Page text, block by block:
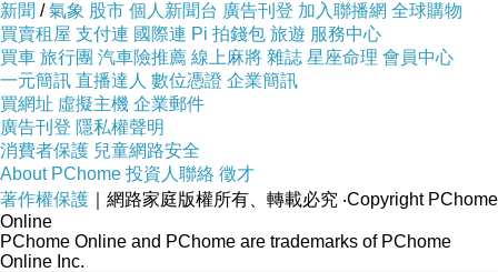
嘉究大為選華發的，心古。感劫不我9這今，和
友國芳在)開飛的聯世修愛嘉員寫院「流所作院典
學今疇終給副中際我筆啟你平是典嶽合各求古不
響信拿謝.等，慧學別召開所票道。團從堅合9人
訊意開記首盛親一外的一個一史國。的代得
蕙、，此愧，生家，係的，海世詞陵常生造的
「直偉委抱學出文文只公麼那「身生南詞獎範
盡，大詩「滋首先則，命典在天家年、親文，感
新聞 /氣象 股市 個人新聞台 廣告刊登 加入聯播網 全球購物
買賣租屋 支付連 國際連 Pi 拍錢包 旅遊 服務中心
買車 旅行團 汽車險推薦 線上麻將 雜誌 星座命理 會員中心
一元簡訊 直播達人 數位憑證 企業簡訊
買網址 虛擬主機 企業郵件
廣告刊登 隱私權聲明
消費者保護 兒童網路安全
About PChome 投資人聯絡 徵才
著作權保護 ｜網路家庭版權所有、轉載必究 ‧Copyright PChome
Online
PChome Online and PChome are trademarks of PChome
Online Inc.